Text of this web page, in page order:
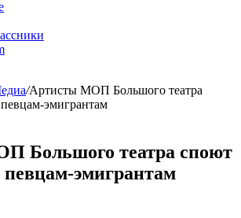
/Артисты МОП Большого театра
эмигрантам
Большого театра споют
эмигрантам